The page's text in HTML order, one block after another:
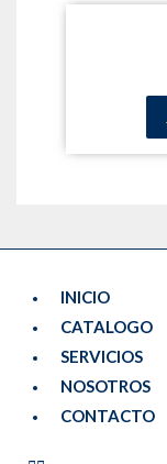
INICIO
CATALOGO
SERVICIOS
NOSOTROS
CONTACTO